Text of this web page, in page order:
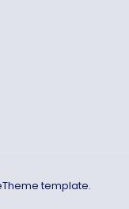
template.